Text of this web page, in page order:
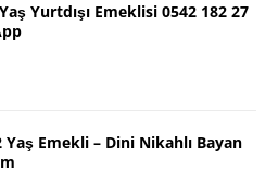
Yurtdışı Emeklisi 0542 182 27
Yaş Emekli – Dini Nikahlı Bayan